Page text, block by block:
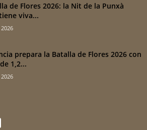
de Flores 2026: la Nit de la Punxà
viva...
2026
prepara la Batalla de Flores 2026 con
1,2...
2026